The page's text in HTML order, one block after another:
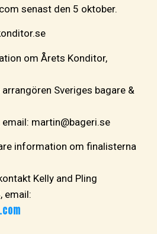
senast den 5 oktober.
om Årets Konditor,
Sveriges bagare &
martin@bageri.se
information om finalisterna
Kelly and Pling
email: